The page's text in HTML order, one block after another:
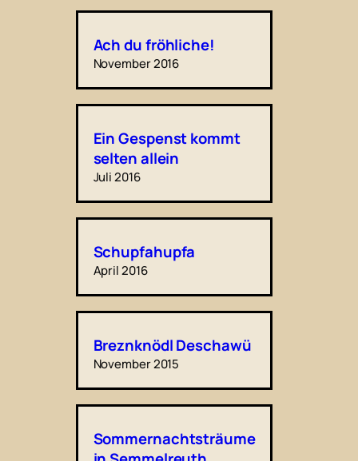
Ach du fröhliche!
November 2016
Ein Gespenst kommt
selten allein
Juli 2016
Schupfahupfa
April 2016
Breznknödl Deschawü
November 2015
Sommernachtsträume